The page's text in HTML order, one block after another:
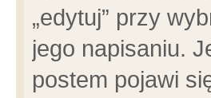
„edytuj” przy
jego napisaniu.
postem pojawi